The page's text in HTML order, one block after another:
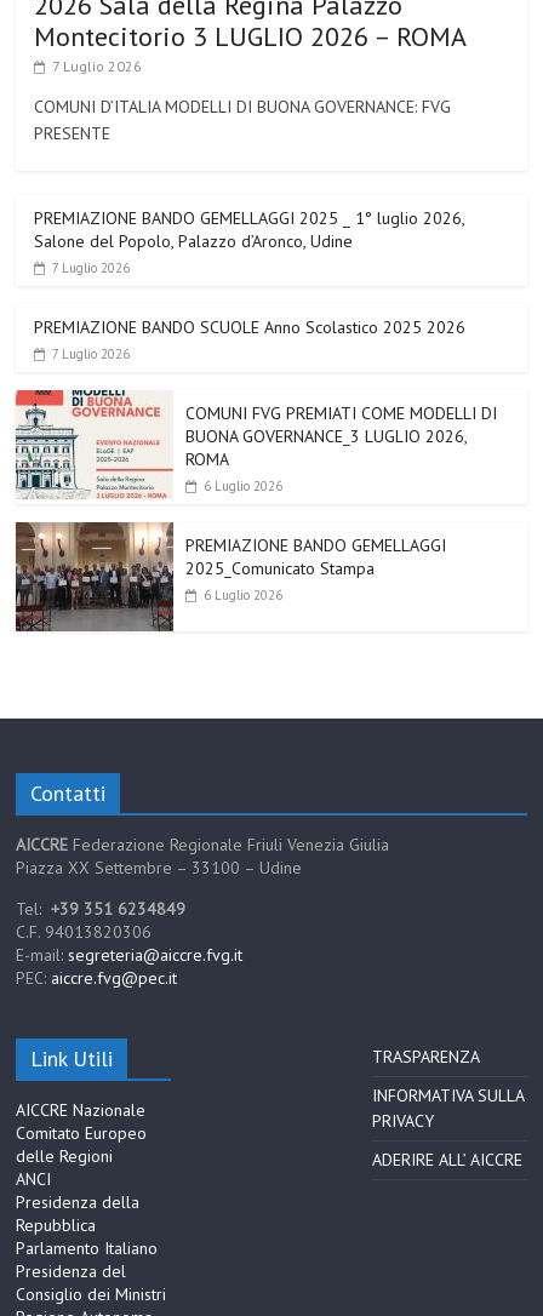
Montecitorio 3 LUGLIO 2026 – ROMA
7 Luglio 2026
COMUNI D’ITALIA MODELLI DI BUONA GOVERNANCE: FVG
PRESENTE
PREMIAZIONE BANDO GEMELLAGGI 2025 _ 1° luglio 2026,
Salone del Popolo, Palazzo d’Aronco, Udine
7 Luglio 2026
PREMIAZIONE BANDO SCUOLE Anno Scolastico 2025 2026
7 Luglio 2026
COMUNI FVG PREMIATI COME MODELLI DI
BUONA GOVERNANCE_3 LUGLIO 2026,
ROMA
6 Luglio 2026
PREMIAZIONE BANDO GEMELLAGGI
2025_Comunicato Stampa
6 Luglio 2026
Contatti
AICCRE Federazione Regionale Friuli Venezia Giulia
Piazza XX Settembre – 33100 – Udine
Tel:+39 351 6234849
C.F. 94013820306
E-mail:segreteria@aiccre.fvg.it
PEC: aiccre.fvg@pec.it
Link Utili
AICCRE Nazionale
Comitato Europeo
delle Regioni
ANCI
Presidenza della
Repubblica
Parlamento Italiano
Presidenza del
Consiglio dei Ministri
TRASPARENZA
INFORMATIVA SULLA
PRIVACY
ADERIRE ALL’ AICCRE